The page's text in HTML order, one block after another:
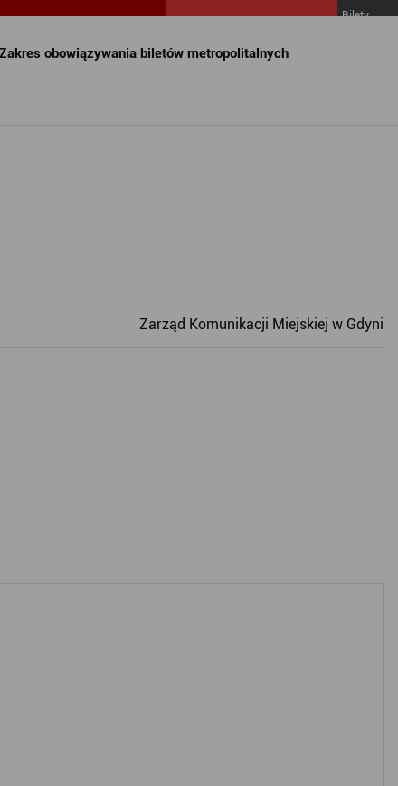
obowiązywania biletów metropolitalnych
Bilety
Zarząd Komunikacji Miejskiej w Gdyni